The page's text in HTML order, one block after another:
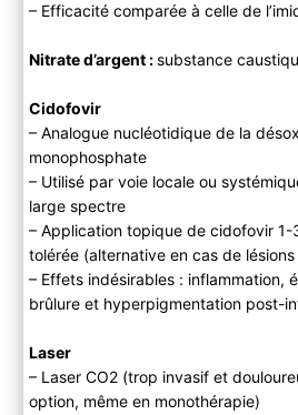
– Efficacité comparée à celle de
Nitrate d’argent :substance
Cidofovir
– Analogue nucléotidique de la
monophosphate
– Utilisé par voie locale ou
large spectre
– Application topique de cidofovir 1-
tolérée (alternative en cas de
– Effets indésirables : inflammation,
brûlure et hyperpigmentation post-
Laser
– Laser CO2 (trop invasif et
option, même en monothérapie)